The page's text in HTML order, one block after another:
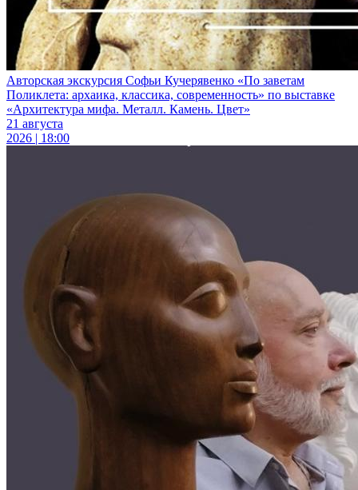
Авторская экскурсия Софьи Кучерявенко «По заветам
Поликлета: архаика, классика, современность» по выставке
«Архитектура мифа. Металл. Камень. Цвет»
21 августа
2026 | 18:00